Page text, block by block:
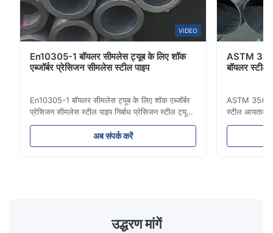
VIDEO
En10305-1 बॉयलर सीमलेस ट्यूब के लिए शॉक
एब्जॉर्बर प्रेसिजन सीमलेस स्टील पाइप
En10305-1 बॉयलर सीमलेस ट्यूब के लिए शॉक एब्जॉर्बर
प्रेसिजन सीमलेस स्टील पाइप निर्बाध प्रेसिजन स्टील ट्यूब
कारों और सिलेंडर के लिए हाइड्रोलिक सिस्टम,
ऑटोमोबाइल और सटीक मशीनरी भागों में उपयोग किया जाना
है। प्रोडक्ट का नाम निर्बाध स्टील पाइप ट्यूब सामग्री
अब संपर्क करें
ASTM
बॉयलर
ASTM 35#
स्टील
तेल, गैस या द्रव,
शामिल है।
उद्धरण मांगें